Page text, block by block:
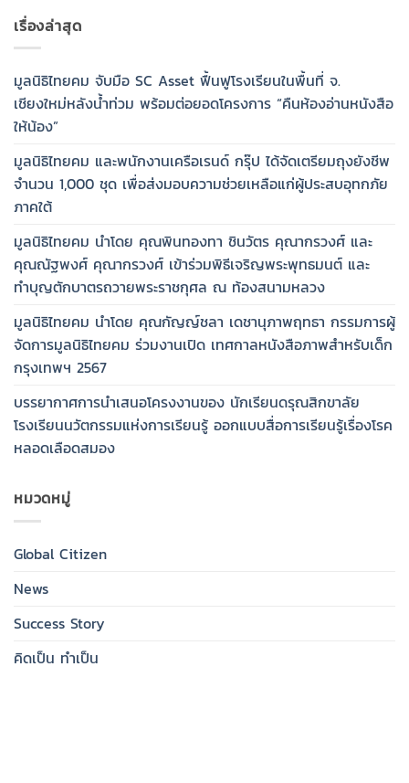
เรื่องล่าสุด
มูลนิธิไทยคม จับมือ SC Asset ฟื้นฟูโรงเรียนในพื้นที่ จ.
เชียงใหม่หลังน้ำท่วม พร้อมต่อยอดโครงการ “คืนห้องอ่านหนังสือ
ให้น้อง”
มูลนิธิไทยคม และพนักงานเครือเรนด์ กรุ๊ป ได้จัดเตรียมถุงยังชีพ
จำนวน 1,000 ชุด เพื่อส่งมอบความช่วยเหลือแก่ผู้ประสบอุทกภัย
ภาคใต้
มูลนิธิไทยคม นำโดย คุณพินทองทา ชินวัตร คุณากรวงศ์ และ
คุณณัฐพงศ์ คุณากรวงศ์ เข้าร่วมพิธีเจริญพระพุทธมนต์ และ
ทำบุญตักบาตรถวายพระราชกุศล ณ ท้องสนามหลวง
มูลนิธิไทยคม นำโดย คุณกัญญ์ชลา เดชานุภาพฤทธา กรรมการผู้
จัดการมูลนิธิไทยคม ร่วมงานเปิด เทศกาลหนังสือภาพสำหรับเด็ก
กรุงเทพฯ 2567
บรรยากาศการนำเสนอโครงงานของ นักเรียนดรุณสิกขาลัย
โรงเรียนนวัตกรรมแห่งการเรียนรู้ ออกแบบสื่อการเรียนรู้เรื่องโรค
หลอดเลือดสมอง
หมวดหมู่
Global Citizen
News
Success Story
คิดเป็น ทำเป็น